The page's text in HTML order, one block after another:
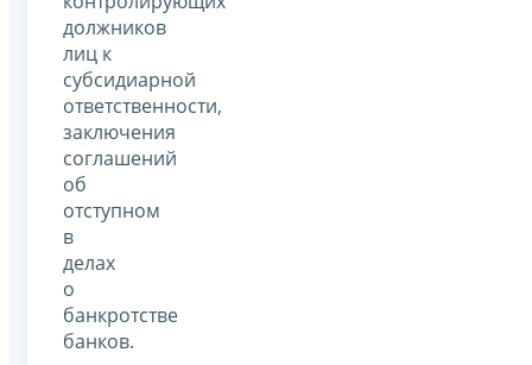
должников
лиц к
субсидиарной
ответственности,
заключения
соглашений
об
отступном
в
делах
о
банкротстве
банков.